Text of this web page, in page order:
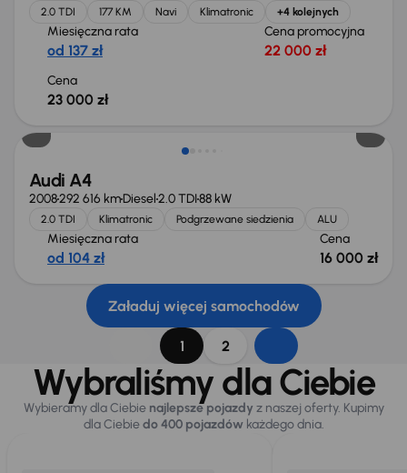
2.0 TDI 177 KM Navi Klimatronic +4 kolejnych
Miesięczna rata
od 137 zł
Cena promocyjna
22 000 zł
Cena
23 000 zł
Audi A4
2008292 616 kmDiesel2.0 TDI88 kW
2.0 TDI Klimatronic Podgrzewane siedzienia ALU
Miesięczna rata
od 104 zł
Cena
16 000 zł
Załaduj więcej samochodów
1 2
Wybraliśmy dla Ciebie
Wybieramy dla Ciebie najlepsze pojazdy z naszej oferty. Kupimy
dla Ciebiedo 400 pojazdówkażdego dnia.